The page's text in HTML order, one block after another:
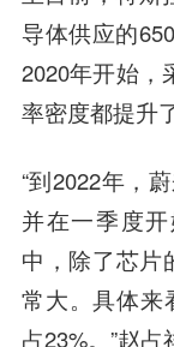
导体供应的
2020年开始，
率密度都提升
“到2022年，
并在一季度
中，除了芯片
常大。具体来
占23%。”赵占